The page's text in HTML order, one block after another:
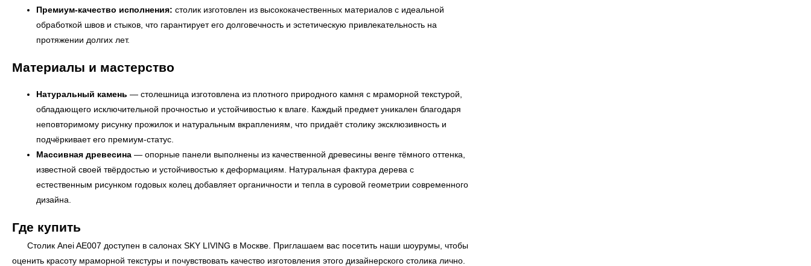
Премиум-качество исполнения: столик изготовлен из высококачественных материалов с идеальной
обработкой швов и стыков, что гарантирует его долговечность и эстетическую привлекательность на
протяжении долгих лет.
Материалы и мастерство
Натуральный камень — столешница изготовлена из плотного природного камня с мраморной текстурой,
обладающего исключительной прочностью и устойчивостью к влаге. Каждый предмет уникален благодаря
неповторимому рисунку прожилок и натуральным вкраплениям, что придаёт столику эксклюзивность и
подчёркивает его премиум-статус.
Массивная древесина — опорные панели выполнены из качественной древесины венге тёмного оттенка,
известной своей твёрдостью и устойчивостью к деформациям. Натуральная фактура дерева с
естественным рисунком годовых колец добавляет органичности и тепла в суровой геометрии современного
дизайна.
Где купить
Столик Anei AE007 доступен в салонах SKY LIVING в Москве. Приглашаем вас посетить наши шоурумы, чтобы
оценить красоту мраморной текстуры и почувствовать качество изготовления этого дизайнерского столика лично.
← Вернуться на предыдущую страницу